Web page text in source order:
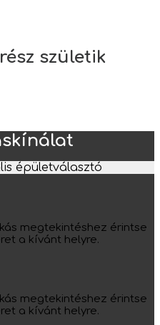
születik
megtekintéshez érintse
a kívánt helyre.
megtekintéshez érintse
a kívánt helyre.